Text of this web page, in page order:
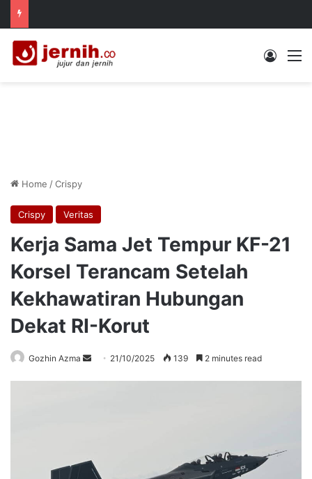
Log In
Home /Crispy
Crispy Veritas
Kerja Sama Jet Tempur KF-21
Korsel Terancam Setelah
Kekhawatiran Hubungan
Dekat RI-Korut
Gozhin Azma
Send 21/10/2025 139 2 minutes read